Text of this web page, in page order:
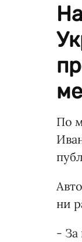
По
ни
- За